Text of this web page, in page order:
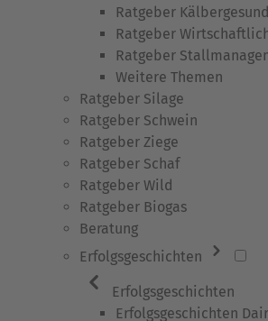
Ratgeber
Ratgeber
Ratgeber
Weitere Themen
Ratgeber Silage
Ratgeber Schwein
Ratgeber Ziege
Ratgeber Schaf
Ratgeber Wild
Ratgeber Biogas
Beratung
Erfolgsgeschichten
Erfolgsgeschichten
Erfolgsgeschichten